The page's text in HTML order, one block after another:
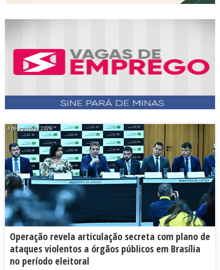
4 de agosto de 2026
Operação revela articulação secreta com plano de
ataques violentos a órgãos públicos em Brasília
no período eleitoral